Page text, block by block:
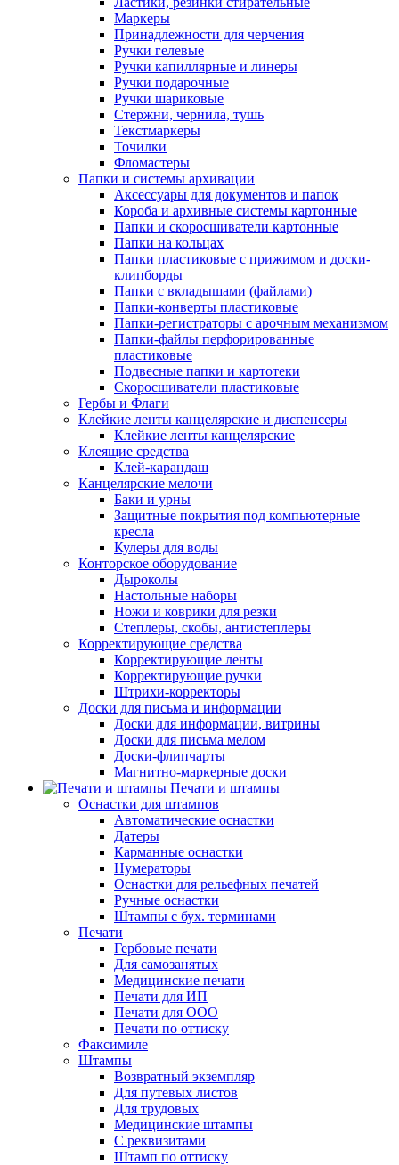
Маркеры
Принадлежности для черчения
Ручки гелевые
Ручки капиллярные и линеры
Ручки подарочные
Ручки шариковые
Стержни, чернила, тушь
Текстмаркеры
Точилки
Фломастеры
Папки и системы архивации
Аксессуары для документов и папок
Короба и архивные системы картонные
Папки и скоросшиватели картонные
Папки на кольцах
Папки пластиковые с прижимом и доски-
клипборды
Папки с вкладышами (файлами)
Папки-конверты пластиковые
Папки-регистраторы с арочным механизмом
Папки-файлы перфорированные
пластиковые
Подвесные папки и картотеки
Скоросшиватели пластиковые
Гербы и Флаги
Клейкие ленты канцелярские и диспенсеры
Клейкие ленты канцелярские
Клеящие средства
Клей-карандаш
Канцелярские мелочи
Баки и урны
Защитные покрытия под компьютерные
кресла
Кулеры для воды
Конторское оборудование
Дыроколы
Настольные наборы
Ножи и коврики для резки
Степлеры, скобы, антистеплеры
Корректирующие средства
Корректирующие ленты
Корректирующие ручки
Штрихи-корректоры
Доски для письма и информации
Доски для информации, витрины
Доски для письма мелом
Доски-флипчарты
Магнитно-маркерные доски
Печати и штампы
Оснастки для штампов
Автоматические оснастки
Датеры
Карманные оснастки
Нумераторы
Оснастки для рельефных печатей
Ручные оснастки
Штампы с бух. терминами
Печати
Гербовые печати
Для самозанятых
Медицинские печати
Печати для ИП
Печати для ООО
Печати по оттиску
Факсимиле
Штампы
Возвратный экземпляр
Для путевых листов
Для трудовых
Медицинские штампы
С реквизитами
Штамп по оттиску